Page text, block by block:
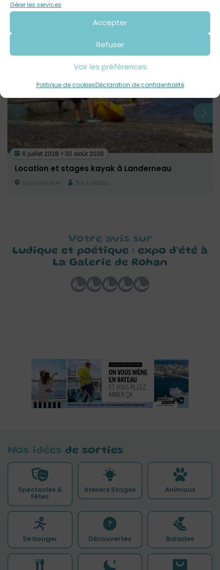
Gérer les services
Accepter
Refuser
Voir les préférences
Politique de cookiesDéclaration de confidentialité
Contact : 02 56 31 28 15
Autres événementsà venir
8 juillet 2026 > 30 août 2026
Location et stages kayak à Landerneau
quai de Léon Tout public
Votre avis sur
Ludique et poétique : expo d’été à
La Galerie de Rohan
Nos idées de sorties
Spectacles &
Fêtes
Ateliers Stages Animaux
Se bouger Découvertes Balades